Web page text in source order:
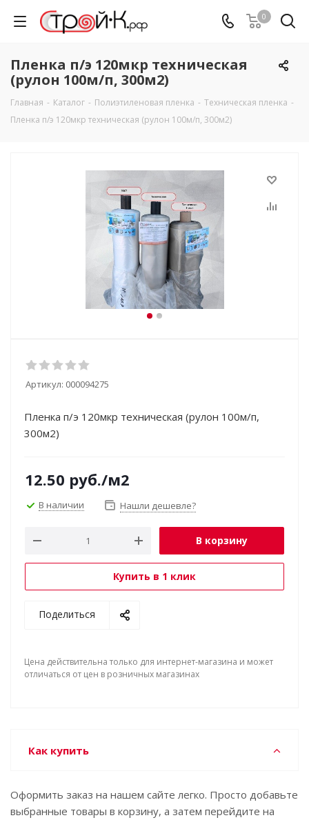
0
Пленка п/э 120мкр техническая
(рулон 100м/п, 300м2)
Главная - Каталог - Полиэтиленовая пленка - Техническая пленка -
Пленка п/э 120мкр техническая (рулон 100м/п, 300м2)
Артикул: 000094275
Пленка п/э 120мкр техническая (рулон 100м/п,
300м2)
12.50 руб./м2
В наличии Нашли дешевле?
В корзину
Купить в 1 клик
Поделиться
Цена действительна только для интернет-магазина и может
отличаться от цен в розничных магазинах
Как купить
Оформить заказ на нашем сайте легко. Просто добавьте
выбранные товары в корзину, а затем перейдите на